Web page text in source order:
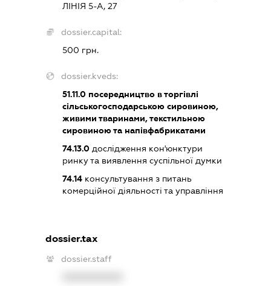
ЛІНІЯ 5-А, 27
dossier.capital:
500 грн.
dossier.kveds:
51.11.0посередництво в торгівлі
сільськогосподарською сировиною,
живими тваринами, текстильною
сировиною та напівфабрикатами
74.13.0дослідження кон'юнктури
ринку та виявлення суспільної думки
74.14консультування з питань
комерційної діяльності та управління
dossier.tax
dossier.staff